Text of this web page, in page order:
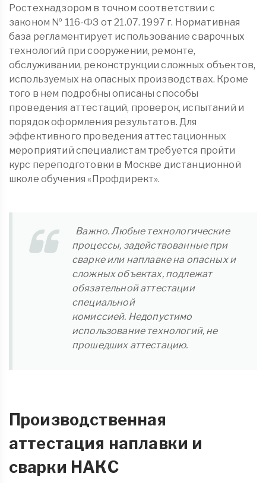
Ростехнадзором в точном соответствии с
законом № 116-ФЗ от 21.07. 1997 г. Нормативная
база регламентирует использование сварочных
технологий при сооружении, ремонте,
обслуживании, реконструкции сложных объектов,
используемых на опасных производствах. Кроме
того в нем подробны описаны способы
проведения аттестаций, проверок, испытаний и
порядок оформления результатов. Для
эффективного проведения аттестационных
мероприятий специалистам требуется пройти
курс переподготовки в Москве дистанционной
школе обучения «Профдирект».
Важно. Любые технологические
процессы, задействованные при
сварке или наплавке на опасных и
сложных объектах, подлежат
обязательной аттестации
специальной
комиссией. Недопустимо
использование технологий, не
прошедших аттестацию.
Производственная
аттестация наплавки и
сварки НАКС